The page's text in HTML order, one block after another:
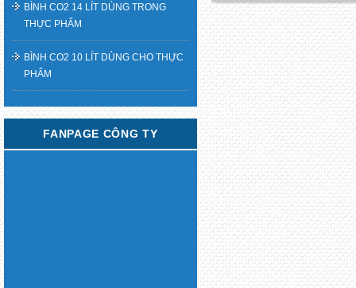
BÌNH CO2 14 LÍT DÙNG TRONG
THỰC PHẨM
BÌNH CO2 10 LÍT DÙNG CHO THỰC
PHẨM
FANPAGE CÔNG TY